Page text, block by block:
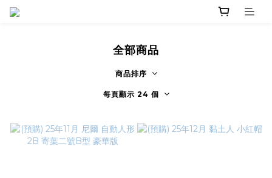
全部商品
商品排序
每頁顯示 24 個